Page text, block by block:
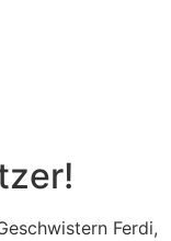
Ferdi,